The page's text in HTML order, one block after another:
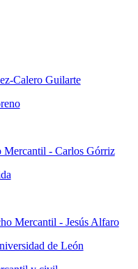
Calero Guilarte
Mercantil - Carlos Górriz
Mercantil - Jesús Alfaro
de León